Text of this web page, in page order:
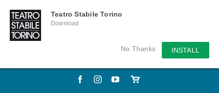
Teatro Stabile Torino
Download
No Thanks INSTALL
Skip
FacebookInstagramYouTube
Store